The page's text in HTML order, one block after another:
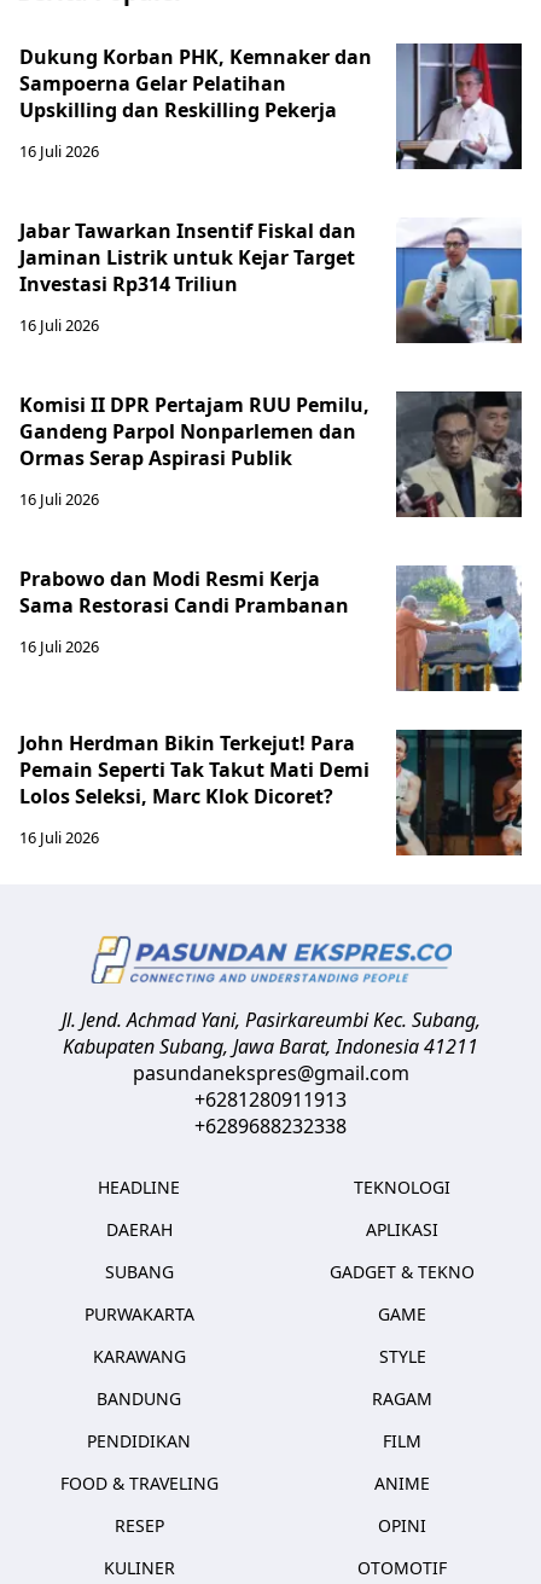
Dukung Korban PHK, Kemnaker dan
Sampoerna Gelar Pelatihan
Upskilling dan Reskilling Pekerja
16 Juli 2026
Jabar Tawarkan Insentif Fiskal dan
Jaminan Listrik untuk Kejar Target
Investasi Rp314 Triliun
16 Juli 2026
Komisi II DPR Pertajam RUU Pemilu,
Gandeng Parpol Nonparlemen dan
Ormas Serap Aspirasi Publik
16 Juli 2026
Prabowo dan Modi Resmi Kerja
Sama Restorasi Candi Prambanan
16 Juli 2026
John Herdman Bikin Terkejut! Para
Pemain Seperti Tak Takut Mati Demi
Lolos Seleksi, Marc Klok Dicoret?
16 Juli 2026
Jl. Jend. Achmad Yani, Pasirkareumbi Kec. Subang,
Kabupaten Subang, Jawa Barat,Indonesia41211
pasundanekspres@gmail.com
+6281280911913
+6289688232338
HEADLINE
DAERAH
SUBANG
PURWAKARTA
KARAWANG
BANDUNG
PENDIDIKAN
FOOD & TRAVELING
RESEP
KULINER
TEKNOLOGI
APLIKASI
GADGET & TEKNO
GAME
STYLE
RAGAM
FILM
ANIME
OPINI
OTOMOTIF